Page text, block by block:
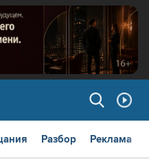
Разбор Реклама